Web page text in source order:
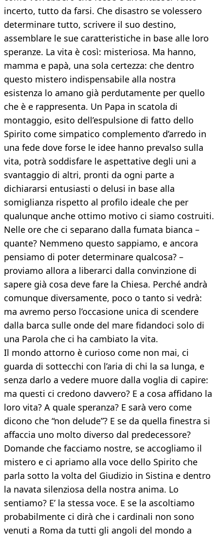
incerto, tutto da farsi. Che disastro se volessero
determinare tutto, scrivere il suo destino,
assemblare le sue caratteristiche in base alle loro
speranze. La vita è così: misteriosa. Ma hanno,
mamma e papà, una sola certezza: che dentro
questo mistero indispensabile alla nostra
esistenza lo amano già perdutamente per quello
che è e rappresenta. Un Papa in scatola di
montaggio, esito dell’espulsione di fatto dello
Spirito come simpatico complemento d’arredo in
una fede dove forse le idee hanno prevalso sulla
vita, potrà soddisfare le aspettative degli uni a
svantaggio di altri, pronti da ogni parte a
dichiararsi entusiasti o delusi in base alla
somiglianza rispetto al profilo ideale che per
qualunque anche ottimo motivo ci siamo costruiti.
Nelle ore che ci separano dalla fumata bianca –
quante? Nemmeno questo sappiamo, e ancora
pensiamo di poter determinare qualcosa? –
proviamo allora a liberarci dalla convinzione di
sapere già cosa deve fare la Chiesa. Perché andrà
comunque diversamente, poco o tanto si vedrà:
ma avremo perso l’occasione unica di scendere
dalla barca sulle onde del mare fidandoci solo di
una Parola che ci ha cambiato la vita.
Il mondo attorno è curioso come non mai, ci
guarda di sottecchi con l’aria di chi la sa lunga, e
senza darlo a vedere muore dalla voglia di capire:
ma questi ci credono davvero? E a cosa affidano la
loro vita? A quale speranza? E sarà vero come
dicono che “non delude”? E se da quella finestra si
affaccia uno molto diverso dal predecessore?
Domande che facciamo nostre, se accogliamo il
mistero e ci apriamo alla voce dello Spirito che
parla sotto la volta del Giudizio in Sistina e dentro
la navata silenziosa della nostra anima. Lo
sentiamo? E’ la stessa voce. E se la ascoltiamo
probabilmente ci dirà che i cardinali non sono
venuti a Roma da tutti gli angoli del mondo a